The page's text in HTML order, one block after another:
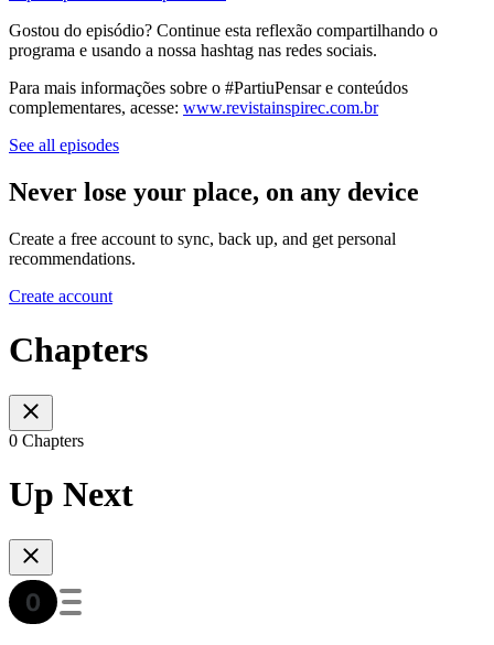
Gostou do episódio? Continue esta reflexão compartilhando o
programa e usando a nossa hashtag nas redes sociais.
Para mais informações sobre o #PartiuPensar e conteúdos
complementares, acesse: www.revistainspirec.com.br
See all episodes
Never lose your place, on any device
Create a free account to sync, back up, and get personal
recommendations.
Create account
Chapters
0 Chapters
Up Next